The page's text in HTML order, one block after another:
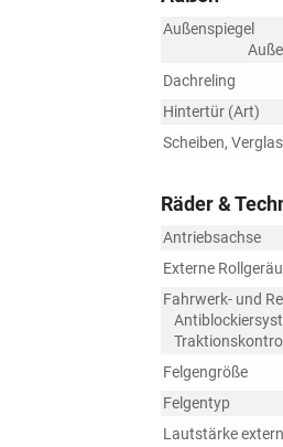
Außenspiegel
Dachreling
Hintertür (Art)
Scheiben,
Räder &
Antriebsachse
Externe
Fahrwerk- und
Felgengröße
Felgentyp
Lautstärke